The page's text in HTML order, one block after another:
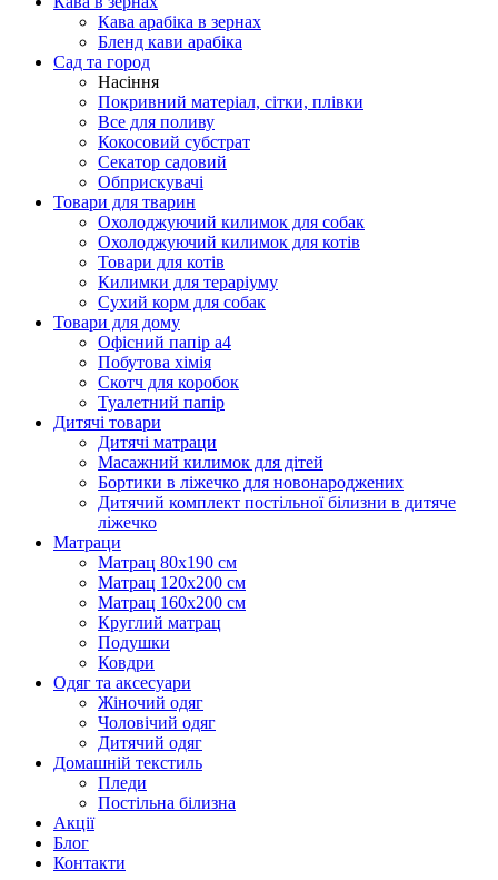
Кава арабіка в зернах
Бленд кави арабіка
Сад та город
Насіння
Покривний матеріал, сітки, плівки
Все для поливу
Кокосовий субстрат
Секатор садовий
Обприскувачі
Товари для тварин
Охолоджуючий килимок для собак
Охолоджуючий килимок для котів
Товари для котів
Килимки для тераріуму
Сухий корм для собак
Товари для дому
Офісний папір а4
Побутова хімія
Скотч для коробок
Туалетний папір
Дитячі товари
Дитячі матраци
Масажний килимок для дітей
Бортики в ліжечко для новонароджених
Дитячий комплект постільної білизни в дитяче
ліжечко
Матраци
Матрац 80х190 см
Матрац 120х200 см
Матрац 160х200 см
Круглий матрац
Подушки
Ковдри
Одяг та аксесуари
Жіночий одяг
Чоловічий одяг
Дитячий одяг
Домашній текстиль
Пледи
Постільна білизна
Акції
Блог
Контакти